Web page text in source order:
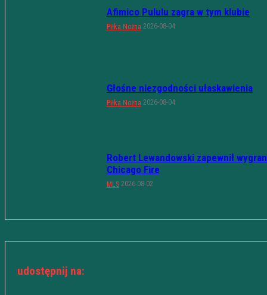
Afimico Pululu zagra w tym klubie
Piłka Nożna 2026-08-04
Głośne niezgodności ułaskawienia
Piłka Nożna 2026-08-04
Robert Lewandowski zapewnił
Chicago Fire
MLS 2026-08-02
udostępnij na: